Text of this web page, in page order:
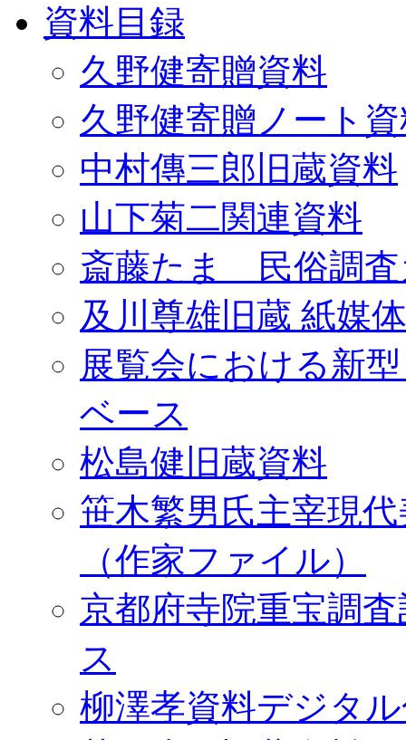
資料目録
久野健寄贈資料
久野健寄贈ノート
中村傳三郎旧蔵資料
山下菊二関連資料
斎藤たま 民俗調査
及川尊雄旧蔵 紙媒
展覧会における新
ベース
松島健旧蔵資料
笹木繁男氏主宰現
（作家ファイル）
京都府寺院重宝調
ス
柳澤孝資料デジタ